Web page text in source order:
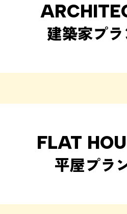
建築家プラ
FLAT
平屋プラ